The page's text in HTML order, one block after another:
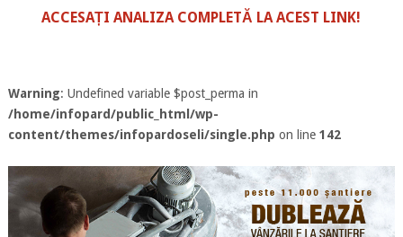
ACCESAȚI ANALIZA COMPLETĂ LA ACEST LINK!
Warning: Undefined variable $post_perma in
/home/infopard/public_html/wp-
content/themes/infopardoseli/single.php on line 142